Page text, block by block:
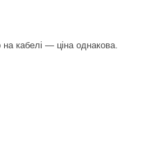
кабелі — ціна однакова.